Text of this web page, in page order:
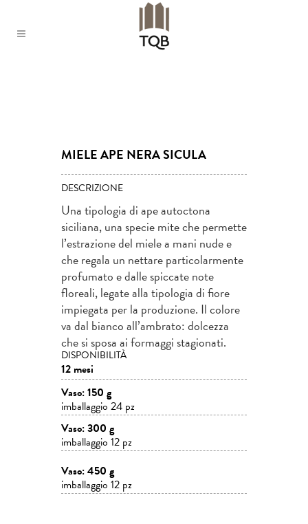
MIELE APE NERA SICULA
DESCRIZIONE
Una tipologia di ape autoctona
siciliana, una specie mite che permette
l’estrazione del miele a mani nude e
che regala un nettare particolarmente
profumato e dalle spiccate note
floreali, legate alla tipologia di fiore
impiegata per la produzione. Il colore
va dal bianco all’ambrato: dolcezza
che si sposa ai formaggi stagionati.
DISPONIBILITÀ
12 mesi
Vaso: 150 g
imballaggio 24 pz
Vaso: 300 g
imballaggio 12 pz
Vaso: 450 g
imballaggio 12 pz